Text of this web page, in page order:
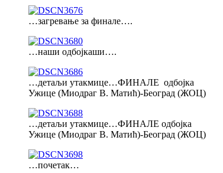
…загревање за финале….
…наши одбојкаши….
…детаљи утакмице…ФИНАЛЕ одбојка
Ужице (Миодраг В. Матић)-Београд (ЖОЦ)
…детаљи утакмице…ФИНАЛЕ одбојка
Ужице (Миодраг В. Матић)-Београд (ЖОЦ)
…почетак…